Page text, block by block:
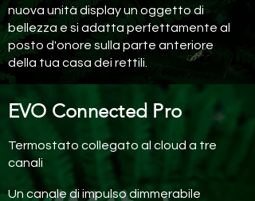
nuova unità display un oggetto di
bellezza e si adatta perfettamente al
posto d'onore sulla parte anteriore
della tua casa dei rettili.
EVO Connected Pro
Termostato collegato al cloud a tre
canali
Un canale di impulso dimmerabile